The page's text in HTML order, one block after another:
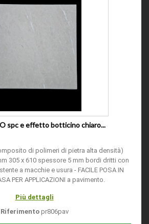
spc e effetto botticino chiaro...
di polimeri di pietra alta densità)
305 x 610 spessore 5 mm bordi dritti con
a macchie e usura - FACILE POSA IN
PER APPLICAZIONI a pavimento.
Più dettagli
Riferimento pr806pav